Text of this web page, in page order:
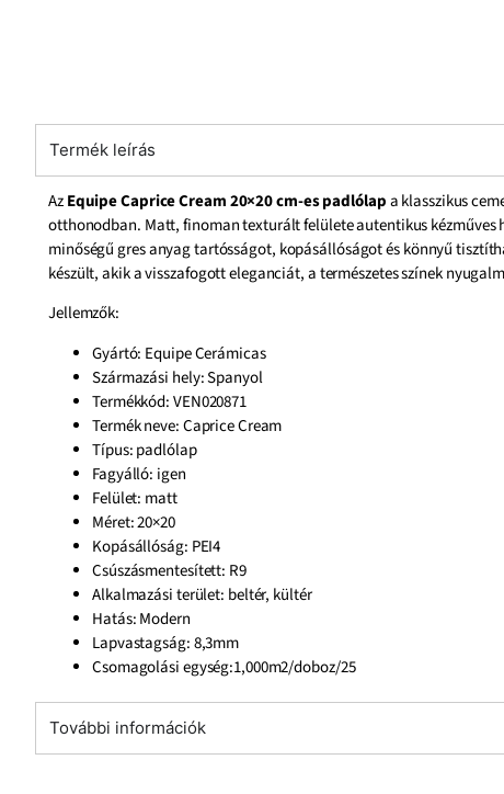
Termék leírás
AzEquipe Caprice Cream 20×20 cm-es padlólapa klasszikus
otthonodban. Matt, finoman texturált felülete autentikus kézműves
minőségű gres anyag tartósságot, kopásállóságot és könnyű
készült, akik a visszafogott eleganciát, a természetes színek
Jellemzők:
Gyártó: Equipe Cerámicas
Származási hely: Spanyol
Termékkód: VEN020871
Termék neve: Caprice Cream
Típus: padlólap
Fagyálló: igen
Felület: matt
Méret:20×20
Kopásállóság: PEI4
Csúszásmentesített: R9
Alkalmazási terület: beltér, kültér
Hatás: Modern
Lapvastagság:8,3mm
Csomagolási egység:1,000m2/doboz/25
További információk